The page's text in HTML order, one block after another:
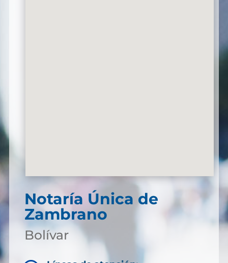
Notaría Única de
Zambrano
Bolívar